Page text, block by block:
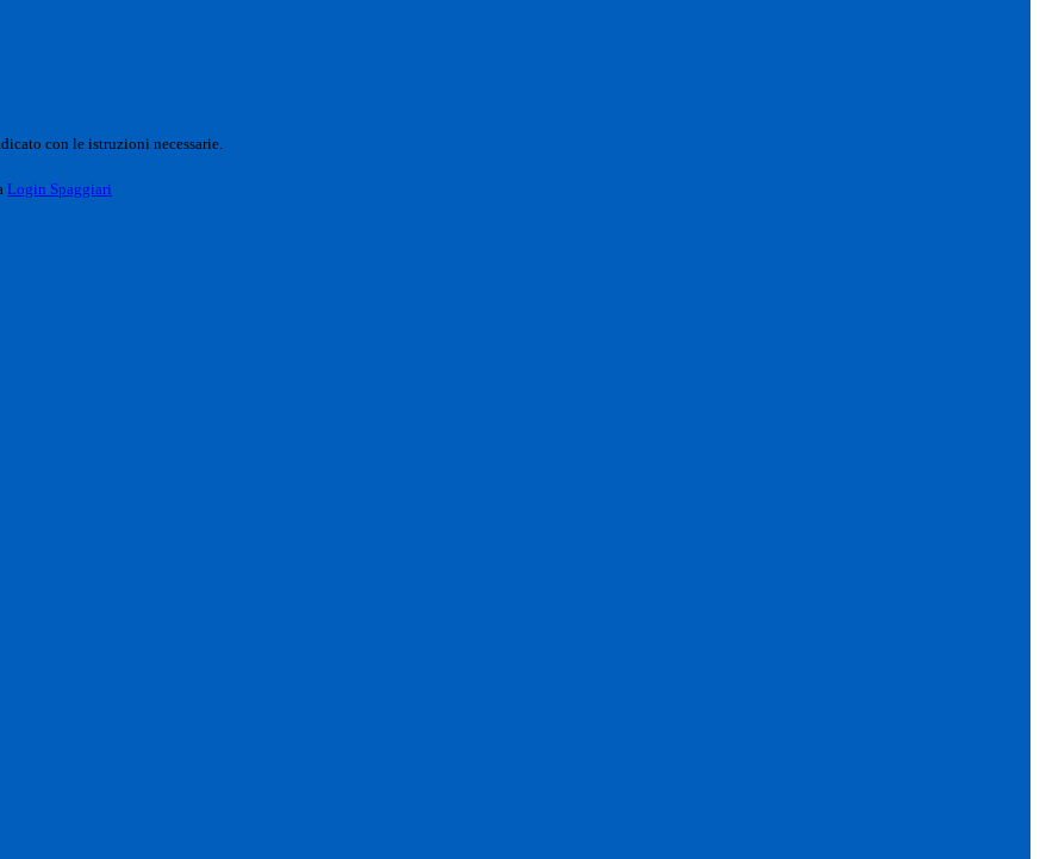
con le istruzioni necessarie.
Login Spaggiari